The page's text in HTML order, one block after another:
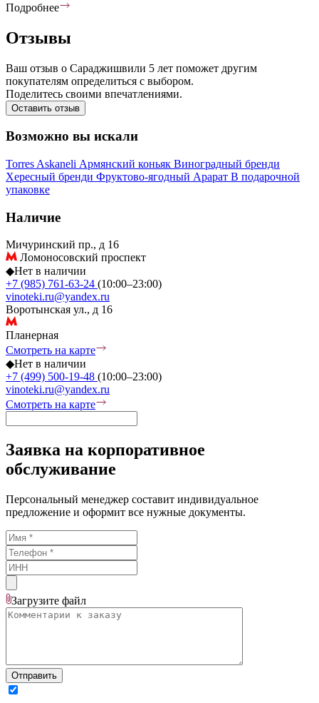
Подробнее
Отзывы
Ваш отзыв о Сараджишвили 5 лет поможет другим
покупателям определиться с выбором.
Поделитесь своими впечатлениями.
Оставить отзыв
Возможно вы искали
Torres Askaneli Армянский коньяк Виноградный бренди
Хересный бренди Фруктово-ягодный Арарат В подарочной
упаковке
Наличие
Мичуринский пр., д 16
Ломоносовский проспект
◆Нет в наличии
+7 (985) 761-63-24 (10:00–23:00)
vinoteki.ru@yandex.ru
Воротынская ул., д 16
Планерная
Смотреть на карте
◆Нет в наличии
+7 (499) 500-19-48 (10:00–23:00)
vinoteki.ru@yandex.ru
Смотреть на карте
Заявка на корпоративное
обслуживание
Персональный менеджер составит индивидуальное
предложение и оформит все нужные документы.
Загрузите файл
Отправить